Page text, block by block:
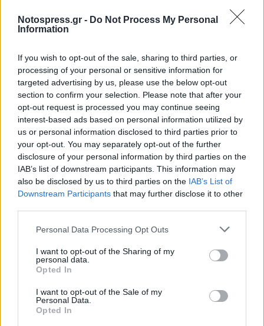
Notospress.gr - Do Not Process My Personal
Information
If you wish to opt-out of the sale, sharing to third parties, or
processing of your personal or sensitive information for
targeted advertising by us, please use the below opt-out
section to confirm your selection. Please note that after your
opt-out request is processed you may continue seeing
interest-based ads based on personal information utilized by
us or personal information disclosed to third parties prior to
your opt-out. You may separately opt-out of the further
disclosure of your personal information by third parties on the
IAB’s list of downstream participants. This information may
also be disclosed by us to third parties on the IAB’s List of
Downstream Participants that may further disclose it to other
Personal Data Processing Opt Outs
I want to opt-out of the Sharing of my
personal data.
Opted In
I want to opt-out of the Sale of my
Personal Data.
Opted In
2. Συγκέντρωση Δυνάμεων στη Στερεά
έδωσε χρόνο στους επαναστάτες να
οργανωθούν καλύτερα στη νότια Ελλάδα,
ιδιαίτερα στην Πελοπόννησο.
3. Μύθος και Ιστορική Μνήμη
Ο Αθανάσιος Διάκος αναδείχθηκε σε λαϊκό ήρωα,
με τραγούδια, ποιήματα και σχολικά εγχειρίδια
να εξυμνούν τη θυσία του. Έγινε σύμβολο της
ελευθερίας και της εθνικής αξιοπρέπειας.
4. Διεθνής Συγκίνηση
Η βαρβαρότητα της εκτέλεσης προκάλεσε
αντιδράσεις και σε φιλελληνικούς κύκλους της
Ελληνικού Ζητήματος ως θέματος διεθνούς
σημασίας.